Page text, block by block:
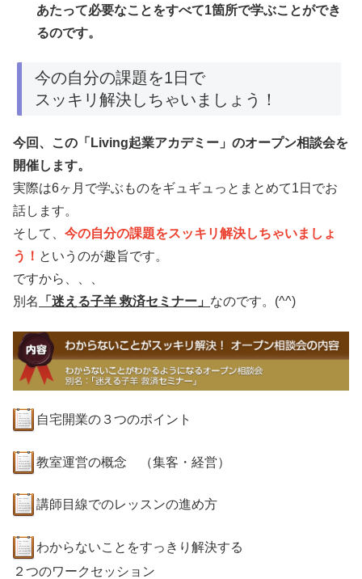
あたって必要なことをすべて1箇所で学ぶことができ
るのです。
今の自分の課題を1日で
スッキリ解決しちゃいましょう！
今回、この「Living起業アカデミー」のオープン相談会を
開催します。
実際は6ヶ月で学ぶものをギュギュっとまとめて1日でお
話します。
そして、 今の自分の課題をスッキリ解決しちゃいましょ
う！ というのが趣旨です。
ですから、、、
別名
「迷える子羊 救済セミナー」 なのです。(^^)
自宅開業の３つのポイント
教室運営の概念 （集客・経営）
講師目線でのレッスンの進め方
わからないことをすっきり解決する
２つのワークセッション